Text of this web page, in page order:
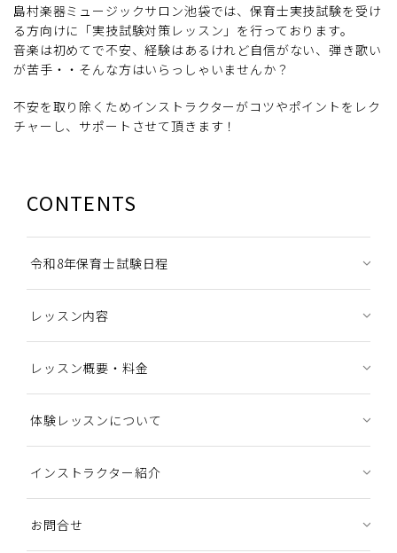
島村楽器ミュージックサロン池袋では、保育士実技試験を受け
る方向けに「実技試験対策レッスン」を行っております。
音楽は初めてで不安、経験はあるけれど自信がない、弾き歌い
が苦手・・そんな方はいらっしゃいませんか？
不安を取り除くためインストラクターがコツやポイントをレク
チャーし、サポートさせて頂きます！
CONTENTS
令和8年保育士試験日程
レッスン内容
レッスン概要・料金
体験レッスンについて
インストラクター紹介
お問合せ